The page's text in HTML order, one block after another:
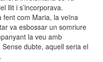
llit i s’incorporava.
fent com Maria, la veïna
va esbossar un somriure
la veu amb
dubte, aquell seria el